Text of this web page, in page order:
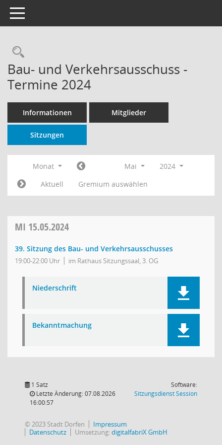
Toggle navigation
Rechercheauswahl
Bau- und Verkehrsausschuss -
Termine 2024
Informationen Mitglieder
Sitzungen
Monat Mai
2024
Aktuell
Gremium auswählen
MI 15.05.2024
39. Sitzung des Bau- und Verkehrsausschusses
19:00-22:00 Uhr im Rathaus Sitzungssaal, 3. OG
Niederschrift
Bekanntmachung
1 Satz
Letzte Änderung: 07.08.2026
16:00:57
Software:
SitzungsdienstSession(Wird in
© 2023 Stadt Dorfen
Impressum
Datenschutz
Umsetzung:digitalfabriX GmbH